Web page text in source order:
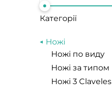
Категорії
Ножі
Ножі по виду
Ножі за типом
Ножі 3 Claveles